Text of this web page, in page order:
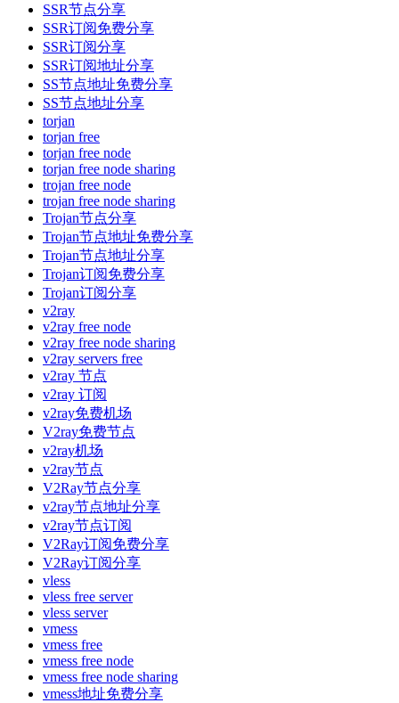
SSR节点分享
SSR订阅免费分享
SSR订阅分享
SSR订阅地址分享
SS节点地址免费分享
SS节点地址分享
torjan
torjan free
torjan free node
torjan free node sharing
trojan free node
trojan free node sharing
Trojan节点分享
Trojan节点地址免费分享
Trojan节点地址分享
Trojan订阅免费分享
Trojan订阅分享
v2ray
v2ray free node
v2ray free node sharing
v2ray servers free
v2ray 节点
v2ray 订阅
v2ray免费机场
V2ray免费节点
v2ray机场
v2ray节点
V2Ray节点分享
v2ray节点地址分享
v2ray节点订阅
V2Ray订阅免费分享
V2Ray订阅分享
vless
vless free server
vless server
vmess
vmess free
vmess free node
vmess free node sharing
vmess地址免费分享